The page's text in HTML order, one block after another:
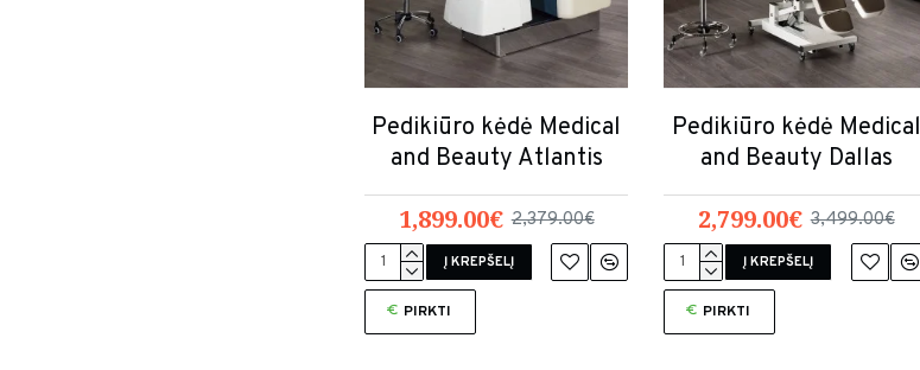
Pedikiūro kėdė Medical
and Beauty Atlantis
1,899.00€ 2,379.00€
Į KREPŠELĮ
PIRKTI
Pedikiūro kėdė Medical
and Beauty Dallas
2,799.00€ 3,499.00€
Į KREPŠELĮ
PIRKTI